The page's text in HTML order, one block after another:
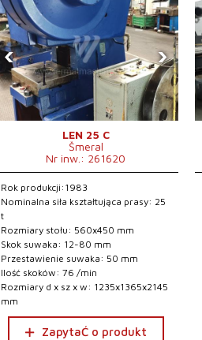
‹ ›
LEN 25 C
Šmeral
Nr inw.: 261620
Rok produkcji:1983
Nominalna siła kształtująca prasy: 25
t
Rozmiary stołu: 560x450 mm
Skok suwaka: 12-80 mm
Przestawienie suwaka: 50 mm
Ilość skoków: 76 /min
Rozmiary d x sz x w: 1235x1365x2145
mm
ZapytaĆ o produkt